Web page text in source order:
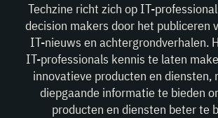
Techzine richt zich op IT-
decision makers door het publiceren
IT-nieuws en achtergrondverhalen.
IT-professionals kennis te laten
innovatieve producten en diensten,
diepgaande informatie te bieden
producten en diensten beter te